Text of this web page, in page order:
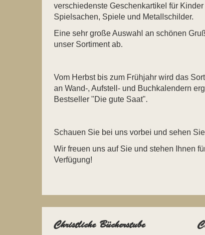
verschiedenste Geschenkartikel für
Spielsachen, Spiele und Metallschilder.
Eine sehr große Auswahl an schönen
unser Sortiment ab.
Vom Herbst bis zum Frühjahr wird das
an Wand-, Aufstell- und Buchkalendern
Bestseller "Die gute Saat".
Schauen Sie bei uns vorbei und sehen
Wir freuen uns auf Sie und stehen Ihnen
Verfügung!
Christliche Bücherstube